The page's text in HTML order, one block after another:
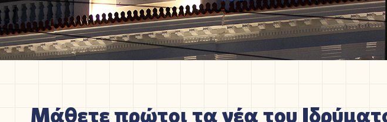
Μάθετε πρώτοι τα νέα του